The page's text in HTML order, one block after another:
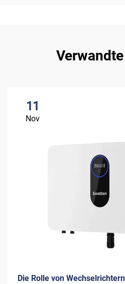
11
Nov
Die Rolle von